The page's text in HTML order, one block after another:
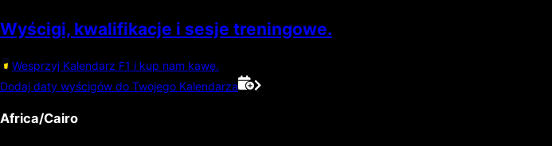
Wyścigi, kwalifikacje i sesje treningowe.
Wesprzyj Kalendarz F1 i kup nam kawę.
Dodaj daty wyścigów do Twojego Kalendarza
Africa/Cairo